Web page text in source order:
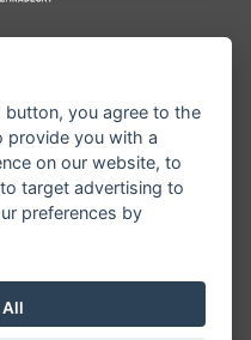
vyhrazena serveru
a vyhrazuje si právo
button, you agree to the
provide you with a
on our website, to
target advertising to
preferences by